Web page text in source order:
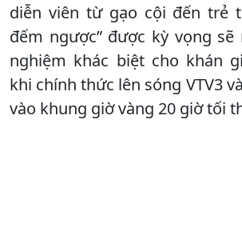
diễn viên từ gạo cội đến trẻ
đếm ngược” được kỳ vọng
nghiệm khác biệt cho khán
khi chính thức lên sóng VTV3
vào khung giờ vàng 20 giờ tối